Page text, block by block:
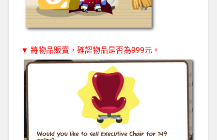
▼ 將物品販賣，確認物品是否為999元。